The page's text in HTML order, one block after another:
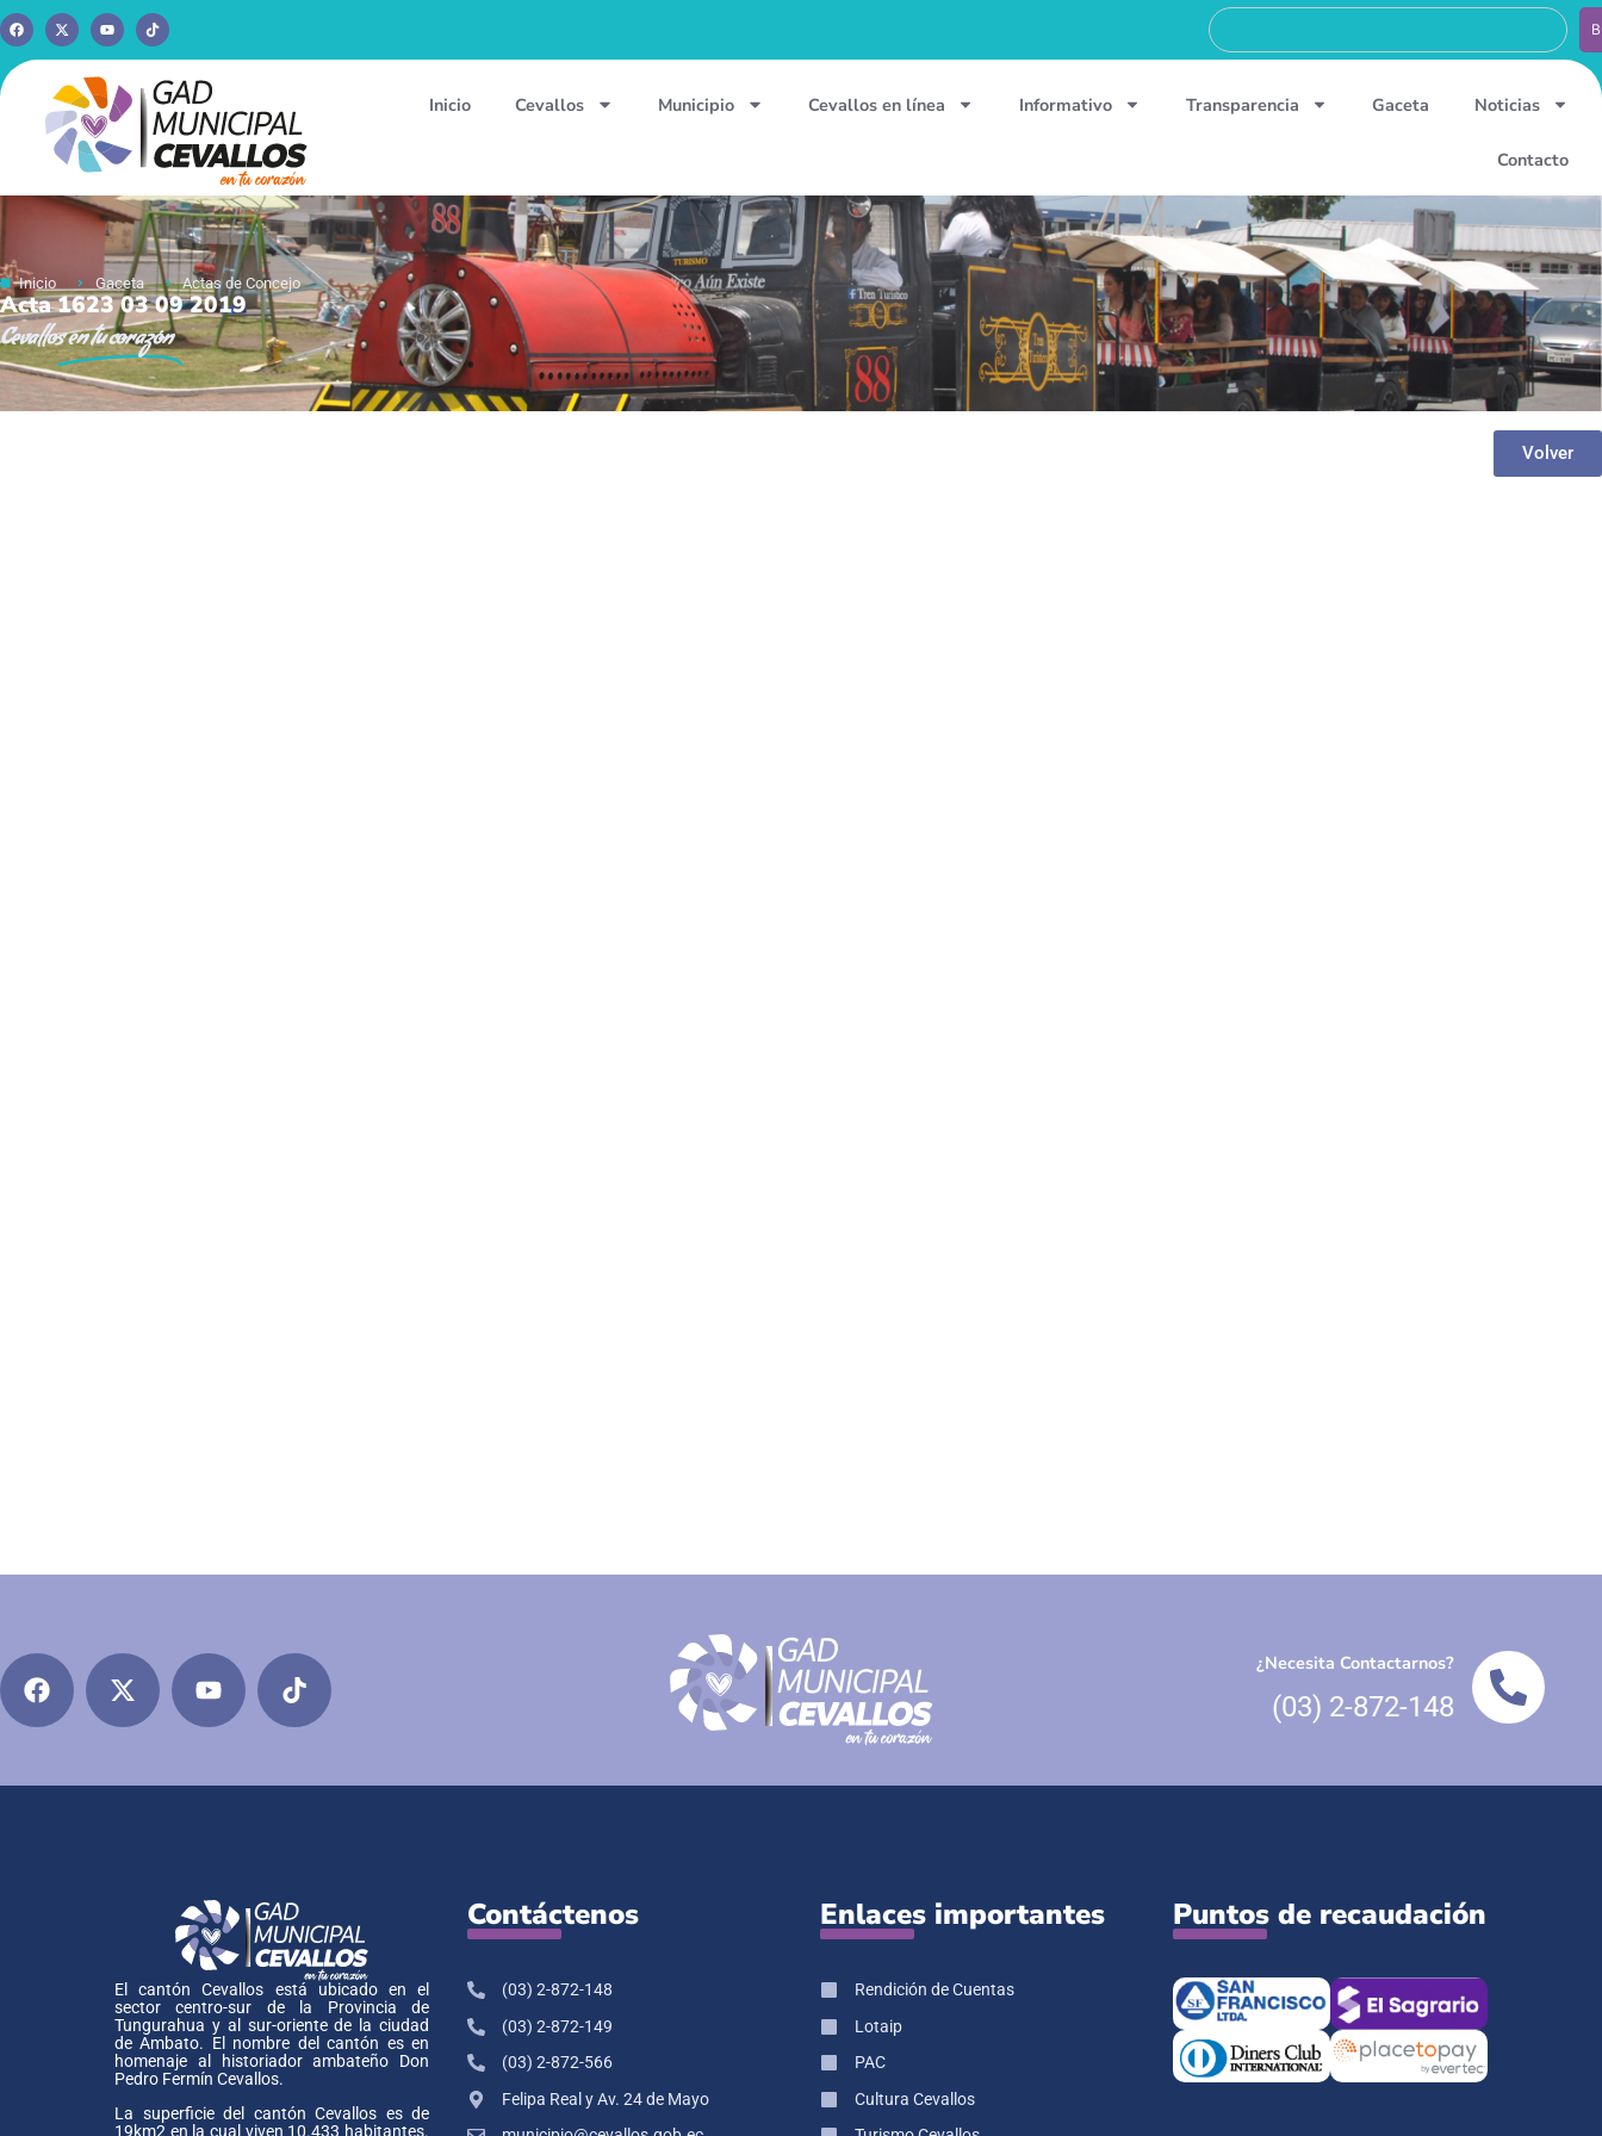
Inicio Cevallos Municipio Cevallos en línea Informativo Transparencia Gaceta Noticias
Contacto
Inicio Gaceta Actas de Concejo
Acta 1623 03 09 2019
Cevallosen tu corazón
Volver
¿Necesita Contactarnos?
(03) 2-872-148
El cantón Cevallos está ubicado en el
sector centro-sur de la Provincia de
Tungurahua y al sur-oriente de la ciudad
de Ambato. El nombre del cantón es en
homenaje al historiador ambateño Don
Pedro Fermín Cevallos.
La superficie del cantón Cevallos es de
Contáctenos
(03) 2-872-148
(03) 2-872-149
(03) 2-872-566
Felipa Real y Av. 24 de Mayo
Enlaces importantes
Rendición de Cuentas
Lotaip
PAC
Cultura Cevallos
Puntos de recaudación